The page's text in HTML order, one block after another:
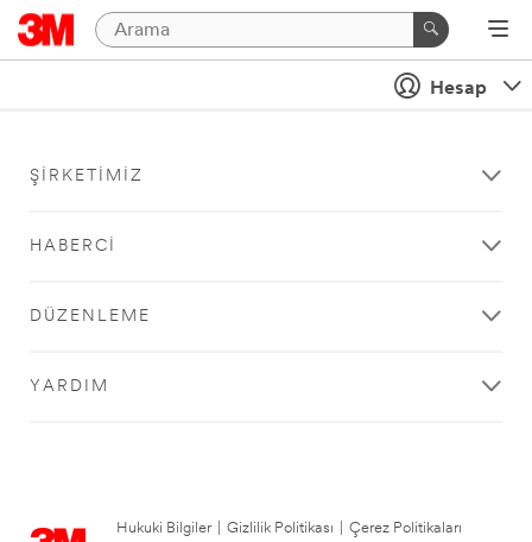
Hesap
ŞIRKETIMIZ
HABERCI
DÜZENLEME
YARDIM
Hukuki Bilgiler Gizlilik Politikası
Çerez Politikaları